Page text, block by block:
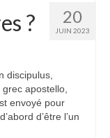
20
JUIN 2023
?
discipulus,
grec apostello,
envoyé pour
d’être l’un